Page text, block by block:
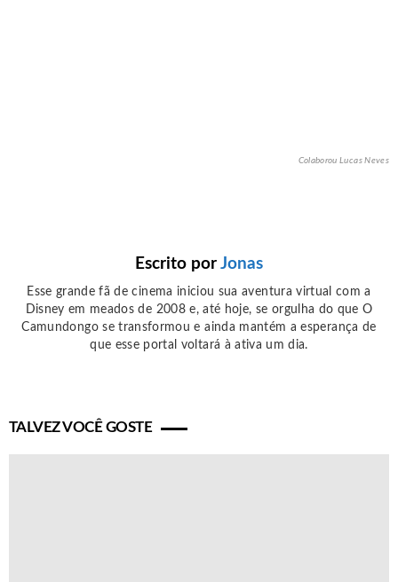
Colaborou Lucas Neves
Escrito por Jonas
Esse grande fã de cinema iniciou sua aventura virtual com a
Disney em meados de 2008 e, até hoje, se orgulha do que O
Camundongo se transformou e ainda mantém a esperança de
que esse portal voltará à ativa um dia.
TALVEZ VOCÊ GOSTE